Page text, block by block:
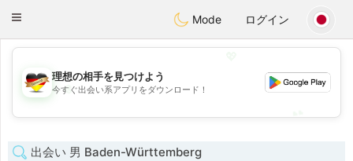
Deutsch Dating
Toggle
Mode ログイン
💖
💕
理想の相手を見つけよう
今すぐ出会い系アプリをダウンロード！
出会い 男 Baden-Württemberg